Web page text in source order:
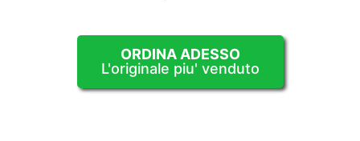
ORDINA ADESSO
L'originale piu' venduto